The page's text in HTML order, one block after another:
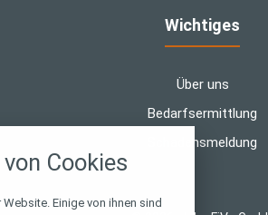
Wichtiges
Über uns
Bedarfsermittlung
Schadensmeldung
Cookies
Einige von ihnen sind
alle verwendeten Cookies und
zu blockieren.